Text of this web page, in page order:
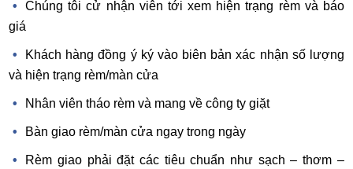
Chúng tôi cử nhận viên tới xem hiện trạng rèm và báo
giá
Khách hàng đồng ý ký vào biên bản xác nhận số lượng
và hiện trạng rèm/màn cửa
Nhân viên tháo rèm và mang về công ty giặt
Bàn giao rèm/màn cửa ngay trong ngày
Rèm giao phải đặt các tiêu chuẩn như sạch – thơm –